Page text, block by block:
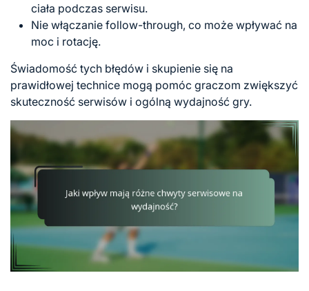
ciała podczas serwisu.
Nie włączanie follow-through, co może wpływać na
moc i rotację.
Świadomość tych błędów i skupienie się na
prawidłowej technice mogą pomóc graczom zwiększyć
skuteczność serwisów i ogólną wydajność gry.